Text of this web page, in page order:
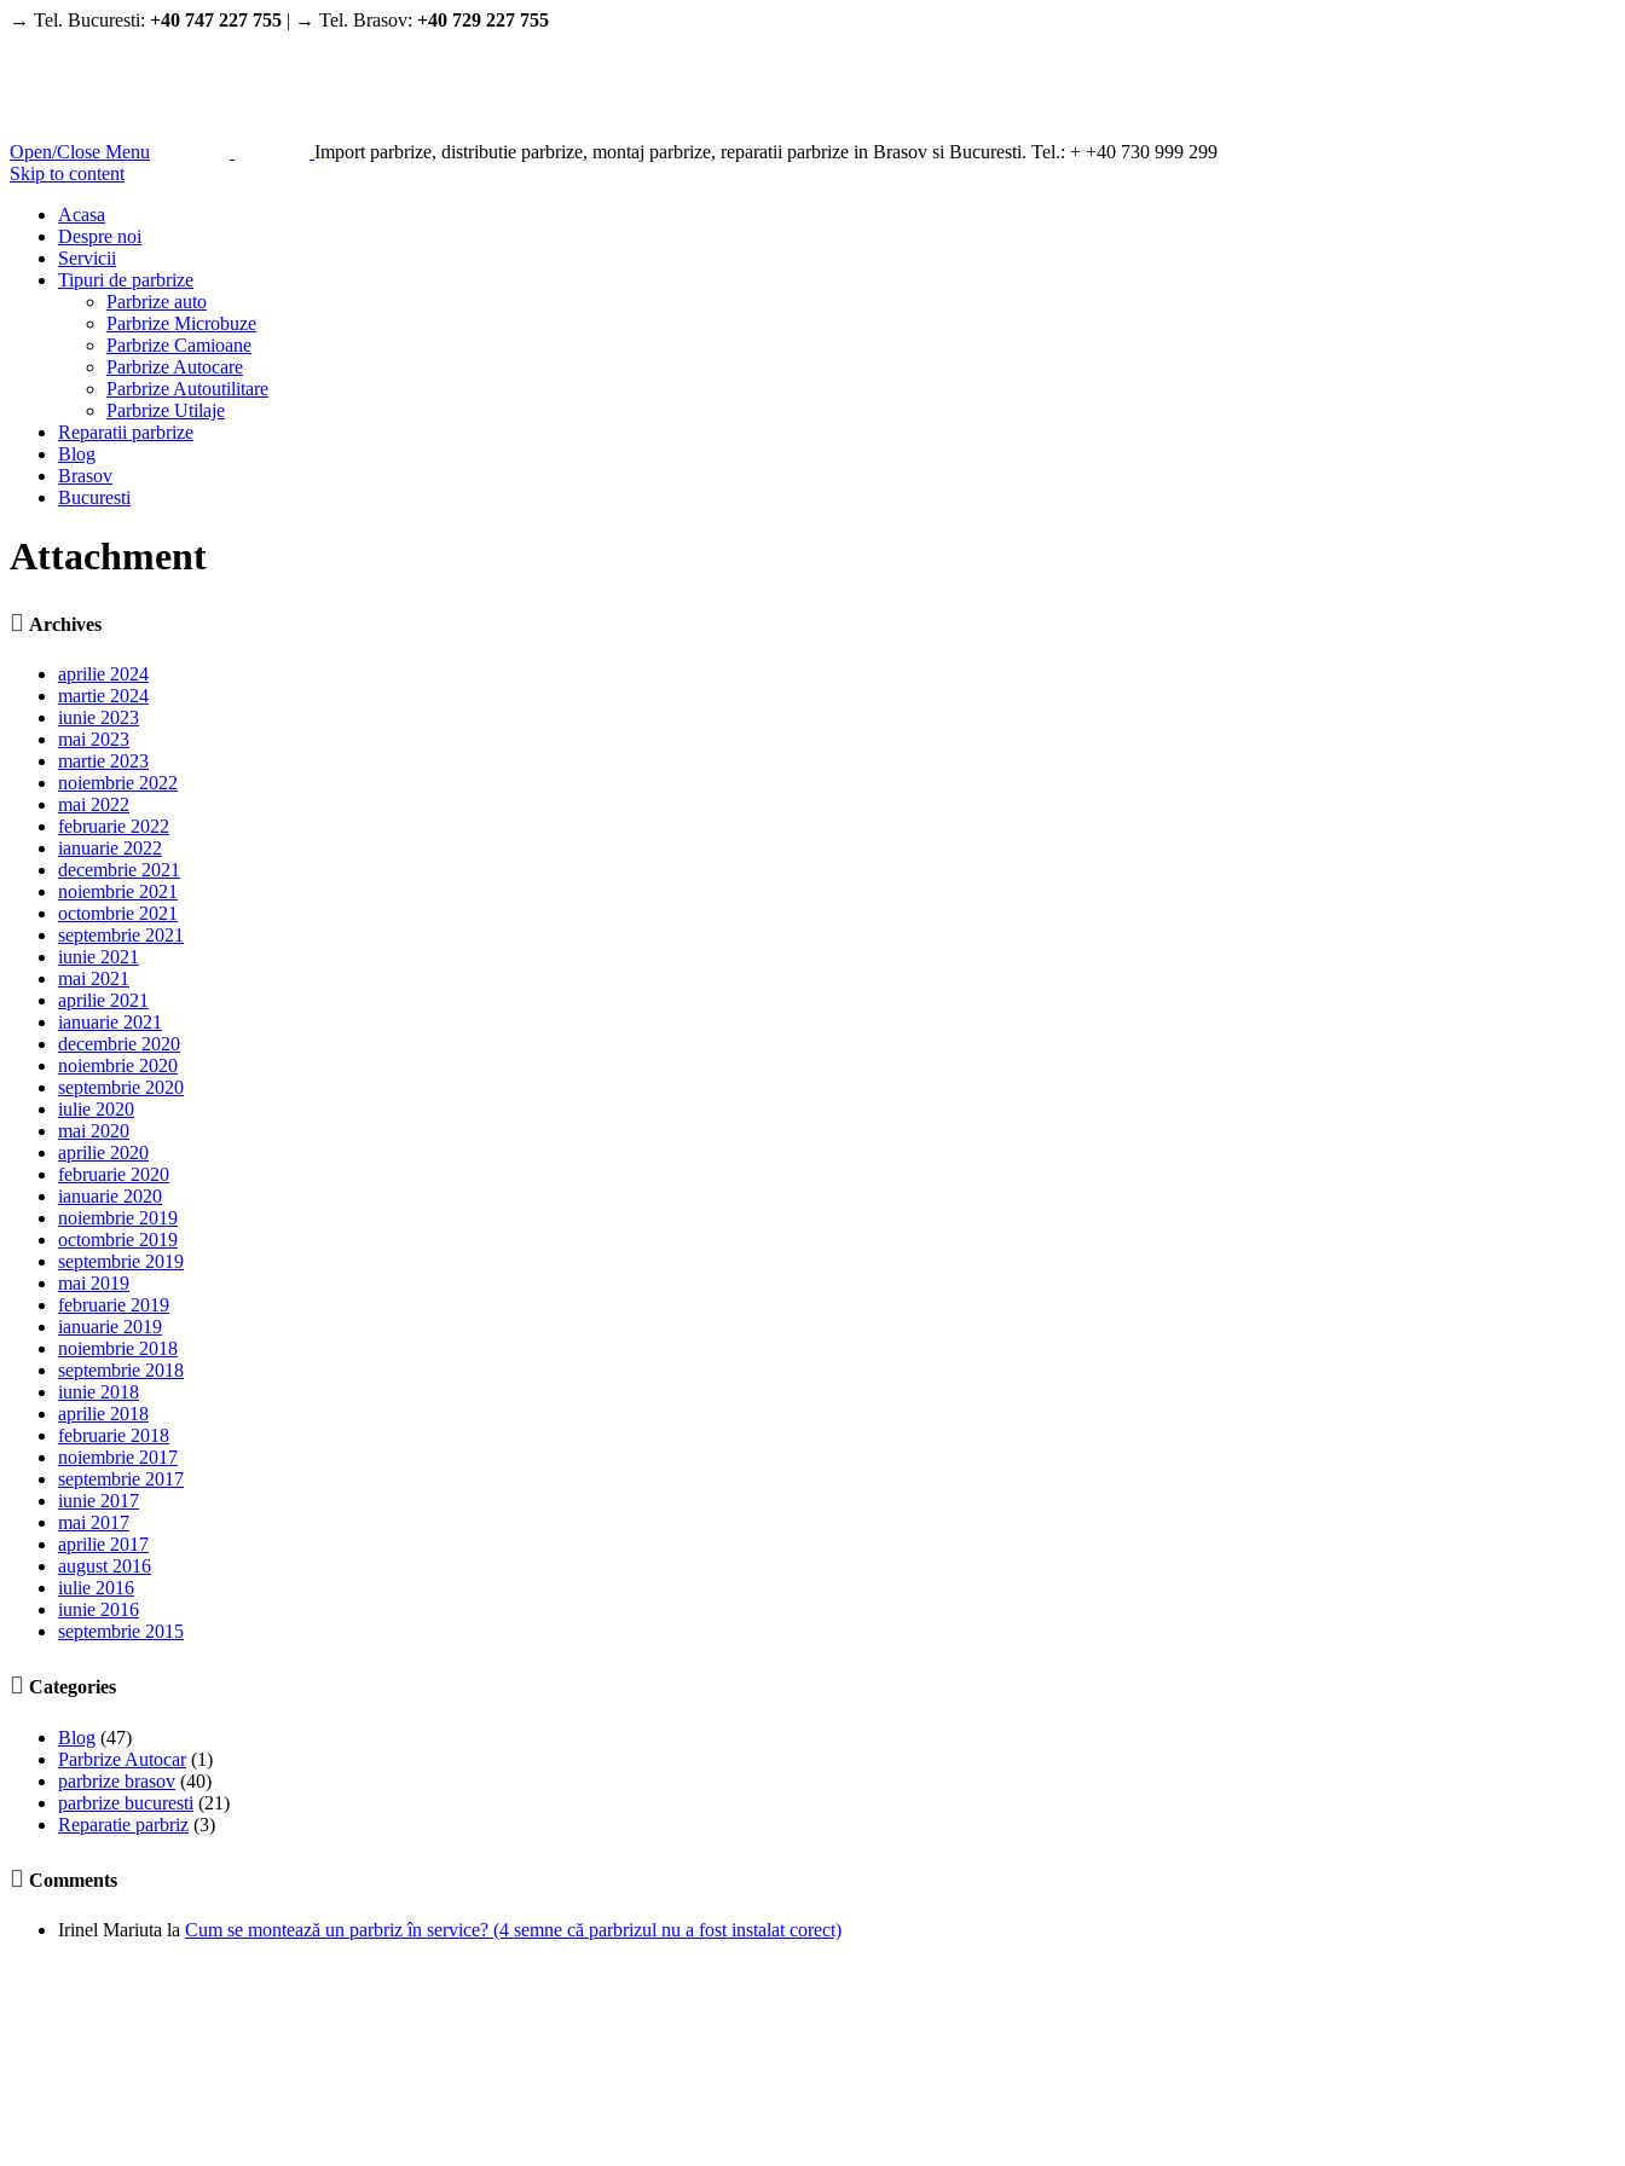
→ Tel. Bucuresti: +40 747 227 755 | → Tel. Brasov: +40 729 227 755
Open/Close Menu
Import parbrize, distributie parbrize, montaj parbrize, reparatii parbrize in Brasov si Bucuresti. Tel.: + +40 730 999 299
Skip to content
Acasa
Despre noi
Servicii
Tipuri de parbrize
Parbrize auto
Parbrize Microbuze
Parbrize Camioane
Parbrize Autocare
Parbrize Autoutilitare
Parbrize Utilaje
Reparatii parbrize
Blog
Brasov
Bucuresti
Attachment
 Archives
aprilie 2024
martie 2024
iunie 2023
mai 2023
martie 2023
noiembrie 2022
mai 2022
februarie 2022
ianuarie 2022
decembrie 2021
noiembrie 2021
octombrie 2021
septembrie 2021
iunie 2021
mai 2021
aprilie 2021
ianuarie 2021
decembrie 2020
noiembrie 2020
septembrie 2020
iulie 2020
mai 2020
aprilie 2020
februarie 2020
ianuarie 2020
noiembrie 2019
octombrie 2019
septembrie 2019
mai 2019
februarie 2019
ianuarie 2019
noiembrie 2018
septembrie 2018
iunie 2018
aprilie 2018
februarie 2018
noiembrie 2017
septembrie 2017
iunie 2017
mai 2017
aprilie 2017
august 2016
iulie 2016
iunie 2016
septembrie 2015
 Categories
Blog (47)
Parbrize Autocar(1)
parbrize brasov (40)
parbrize bucuresti (21)
Reparatie parbriz (3)
 Comments
Irinel Mariuta la Cum se montează un parbriz în service? (4 semne că parbrizul nu a fost instalat corect)